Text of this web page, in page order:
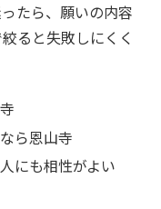
たら、願いの内容
ると失敗しにくく
ら恩山寺
にも相性がよい